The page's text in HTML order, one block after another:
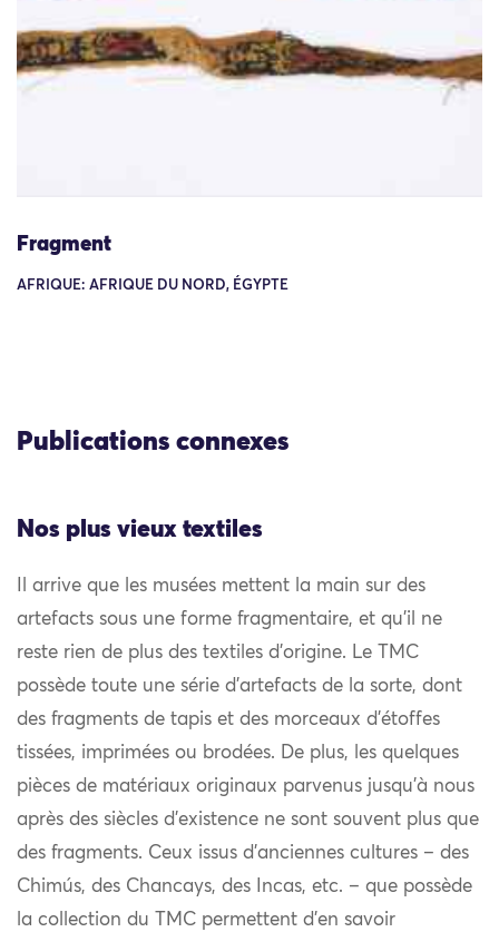
Fragment
AFRIQUE: AFRIQUE DU NORD, ÉGYPTE
Publications connexes
Nos plus vieux textiles
Il arrive que les musées mettent la main sur des
artefacts sous une forme fragmentaire, et qu’il ne
reste rien de plus des textiles d’origine. Le TMC
possède toute une série d’artefacts de la sorte, dont
des fragments de tapis et des morceaux d’étoffes
tissées, imprimées ou brodées. De plus, les quelques
pièces de matériaux originaux parvenus jusqu’à nous
après des siècles d’existence ne sont souvent plus que
des fragments. Ceux issus d’anciennes cultures – des
Chimús, des Chancays, des Incas, etc. – que possède
la collection du TMC permettent d’en savoir